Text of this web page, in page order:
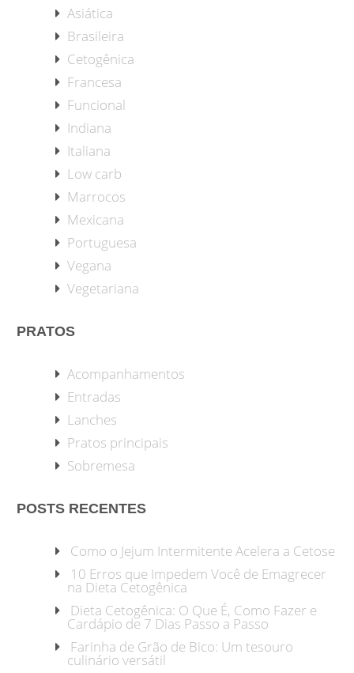
Asiática
Brasileira
Cetogênica
Francesa
Funcional
Indiana
Italiana
Low carb
Marrocos
Mexicana
Portuguesa
Vegana
Vegetariana
PRATOS
Acompanhamentos
Entradas
Lanches
Pratos principais
Sobremesa
POSTS RECENTES
Como o Jejum Intermitente Acelera a Cetose
10 Erros que Impedem Você de Emagrecer
na Dieta Cetogênica
Dieta Cetogênica: O Que É, Como Fazer e
Cardápio de 7 Dias Passo a Passo
Farinha de Grão de Bico: Um tesouro
culinário versátil